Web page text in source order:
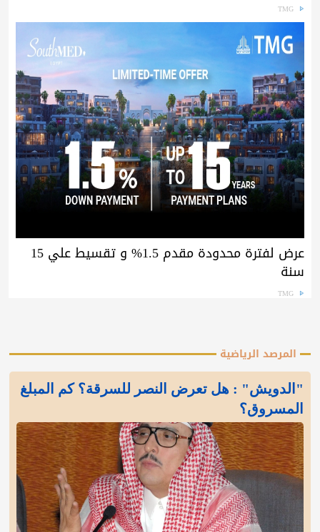
TMG
عرض لفترة محدودة مقدم 1.5% و تقسيط علي 15
سنة
TMG
المرصد الرياضية
"الدويش" : هل تعرض النصر للسرقة؟ كم المبلغ
المسروق؟